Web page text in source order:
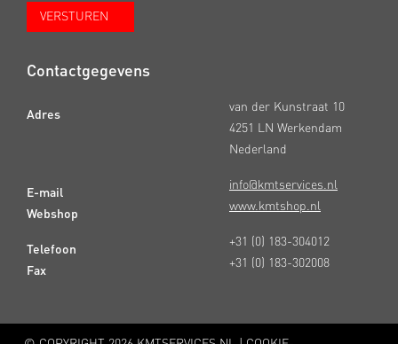
Contactgegevens
Adres
E-mail
Webshop
Telefoon
Fax
van der Kunstraat 10
4251 LN Werkendam
Nederland
info@kmtservices.nl
www.kmtshop.nl
+31 (0) 183-304012
+31 (0) 183-302008